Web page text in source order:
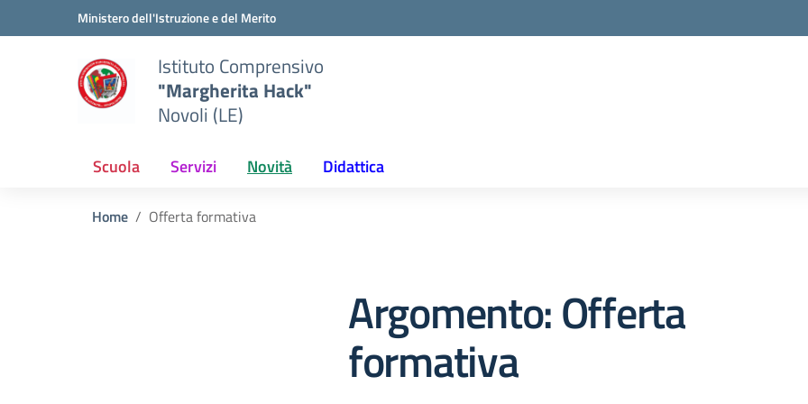
Vai ai contenuti
Vai al menu di navigazioneMinistero dell'Istruzione e del Merito
Istituto Comprensivo
"Margherita Hack"
Novoli (LE)
Scuola Servizi Novità Didattica
Home Offerta formativa
Argomento: Offerta
formativa